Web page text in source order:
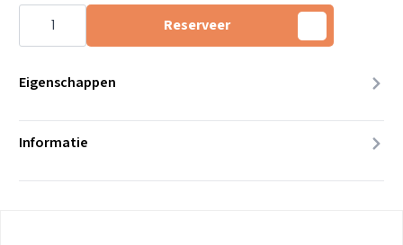
Broodmand
"hoorn
overvloeds”
Reserveer
Eigenschappen
Informatie